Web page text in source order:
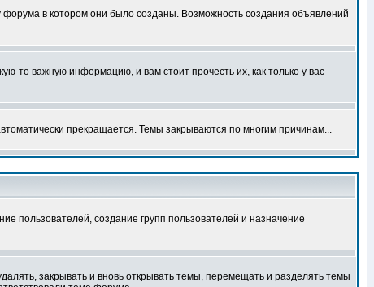
в котором они было созданы. Возможность создания объявлений
то важную информацию, и вам стоит прочесть их, как только у вас
прекращается. Темы закрываются по многим причинам...
пользователей, создание групп пользователей и назначение
закрывать и вновь открывать темы, перемещать и разделять темы